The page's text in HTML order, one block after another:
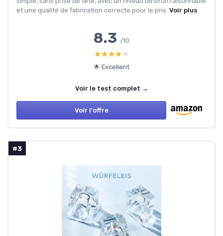
et une qualité de fabrication correcte pour le prix. Voir plus
8.3 /10
★★★★★
★★★★★
🌟 Excellent
Voir le test complet →
Voir l'offre
#3